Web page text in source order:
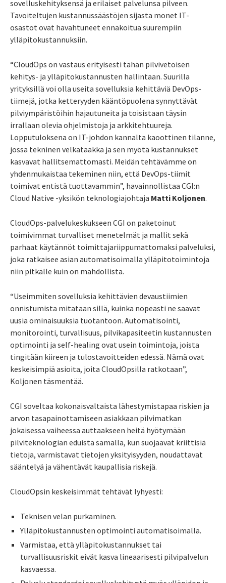
sovelluskehityksensä ja erilaiset palvelunsa pilveen.
Tavoiteltujen kustannussäästöjen sijasta monet IT-
osastot ovat havahtuneet ennakoitua suurempiin
ylläpitokustannuksiin.
“CloudOps on vastaus erityisesti tähän pilvivetoisen
kehitys- ja ylläpitokustannusten hallintaan. Suurilla
yrityksillä voi olla useita sovelluksia kehittäviä DevOps-
tiimejä, jotka ketteryyden kääntöpuolena synnyttävät
pilviympäristöihin hajautuneita ja toisistaan täysin
irrallaan olevia ohjelmistoja ja arkkitehtuureja.
Lopputuloksena on IT-johdon kannalta kaoottinen tilanne,
jossa tekninen velkataakka ja sen myötä kustannukset
kasvavat hallitsemattomasti. Meidän tehtävämme on
yhdenmukaistaa tekeminen niin, että DevOps-tiimit
toimivat entistä tuottavammin”, havainnollistaa CGI:n
Cloud Native -yksikön teknologiajohtaja Matti Koljonen.
CloudOps-palvelukeskukseen CGI on paketoinut
toimivimmat turvalliset menetelmät ja mallit sekä
parhaat käytännöt toimittajariippumattomaksi palveluksi,
joka ratkaisee asian automatisoimalla ylläpitotoimintoja
niin pitkälle kuin on mahdollista.
“Useimmiten sovelluksia kehittävien devaustiimien
onnistumista mitataan sillä, kuinka nopeasti ne saavat
uusia ominaisuuksia tuotantoon. Automatisointi,
monitorointi, turvallisuus, pilvikapasiteetin kustannusten
optimointi ja self-healing ovat usein toimintoja, joista
tingitään kiireen ja tulostavoitteiden edessä. Nämä ovat
keskeisimpiä asioita, joita CloudOpsilla ratkotaan”,
Koljonen täsmentää.
CGI soveltaa kokonaisvaltaista lähestymistapaa riskien ja
arvon tasapainottamiseen asiakkaan pilvimatkan
jokaisessa vaiheessa auttaakseen heitä hyötymään
pilviteknologian eduista samalla, kun suojaavat kriittisiä
tietoja, varmistavat tietojen yksityisyyden, noudattavat
sääntelyä ja vähentävät kaupallisia riskejä.
CloudOpsin keskeisimmät tehtävät lyhyesti:
Teknisen velan purkaminen.
Ylläpitokustannusten optimointi automatisoimalla.
Varmistaa, että ylläpitokustannukset tai
turvallisuusriskit eivät kasva lineaarisesti pilvipalvelun
kasvaessa.